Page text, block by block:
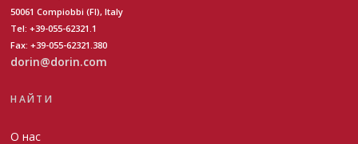
50061 Compiobbi (FI), Italy
Tel: +39-055-62321.1
Fax: +39-055-62321.380
dorin@dorin.com
НАЙТИ
О нас